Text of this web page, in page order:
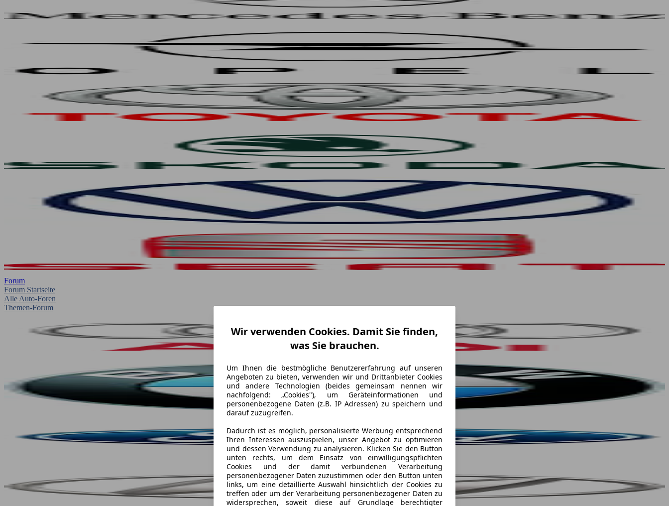
Forum
Forum Startseite
Alle Auto-Foren
Themen-Forum
Wir verwenden Cookies. Damit Sie finden,
was Sie brauchen.
Um Ihnen die bestmögliche Benutzererfahrung auf unseren
Angeboten zu bieten, verwenden wir und Drittanbieter Cookies
und andere Technologien (beides gemeinsam nennen wir
nachfolgend: „Cookies"), um Geräteinformationen und
personenbezogene Daten (z.B. IP Adressen) zu speichern und
darauf zuzugreifen.
Dadurch ist es möglich, personalisierte Werbung entsprechend
Ihren Interessen auszuspielen, unser Angebot zu optimieren
und dessen Verwendung zu analysieren. Klicken Sie den Button
unten rechts, um dem Einsatz von einwilligungspflichten
Cookies und der damit verbundenen Verarbeitung
personenbezogener Daten zuzustimmen oder den Button unten
links, um eine detaillierte Auswahl hinsichtlich der Cookies zu
treffen oder um der Verarbeitung personenbezogener Daten zu
widersprechen, soweit diese auf Grundlage berechtigter